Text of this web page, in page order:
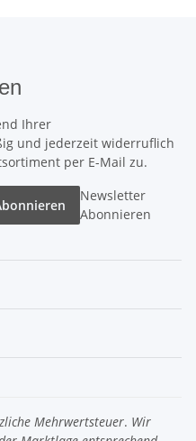
Ihrer
und jederzeit widerruflich
per E-Mail zu.
Newsletter
Abonnieren
Mehrwertsteuer. Wir